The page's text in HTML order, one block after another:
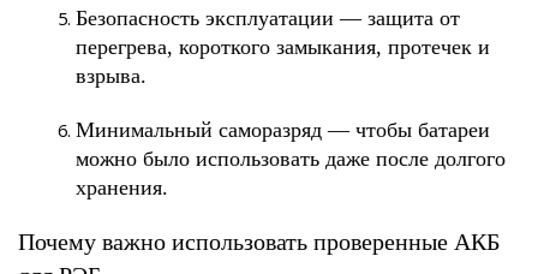
Безопасность эксплуатации — защита от
перегрева, короткого замыкания, протечек и
взрыва.
Минимальный саморазряд — чтобы батареи
можно было использовать даже после долгого
хранения.
Почему важно использовать проверенные АКБ